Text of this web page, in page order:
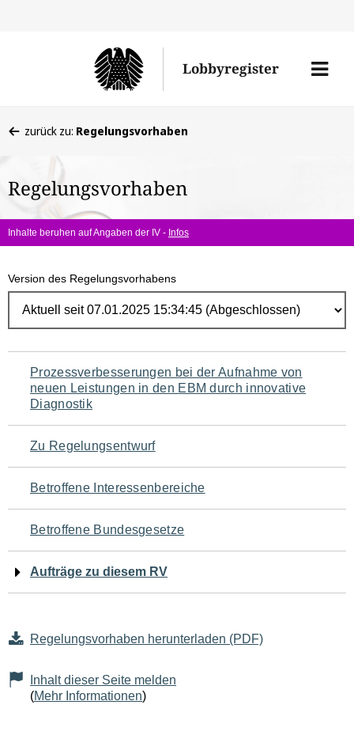
Lobbyregister
Menü
befinden
hier:
zurück zu: Regelungsvorhaben
Regelungsvorhaben
Inhalte beruhen auf Angaben der IV - Infos
Version des Regelungsvorhabens
Navigation
für
den
Seiteninhalt
Prozessverbesserungen bei der Aufnahme von
neuen Leistungen in den EBM durch innovative
Diagnostik
Zu Regelungsentwurf
Betroffene Interessenbereiche
Betroffene Bundesgesetze
Aufträge zu diesem RV
Regelungsvorhaben herunterladen (PDF)
Inhalt dieser Seite melden
(Mehr Informationen)